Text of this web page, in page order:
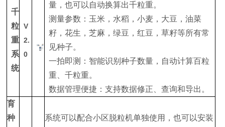
千
粒
重
系
统
V
2.
0
量，也可以自动换算出千粒重。
测量参数：玉米，水稻，小麦，大豆，油菜
籽，花生，芝麻，绿豆，红豆，草籽等所有常
见种子。
一拍即测：智能识别种子数量，自动计算百粒
重、千粒重。
数据管理便捷：支持数据修正、查询和导出。
育
种
系统可以配合小区脱粒机单独使用，也可以安装